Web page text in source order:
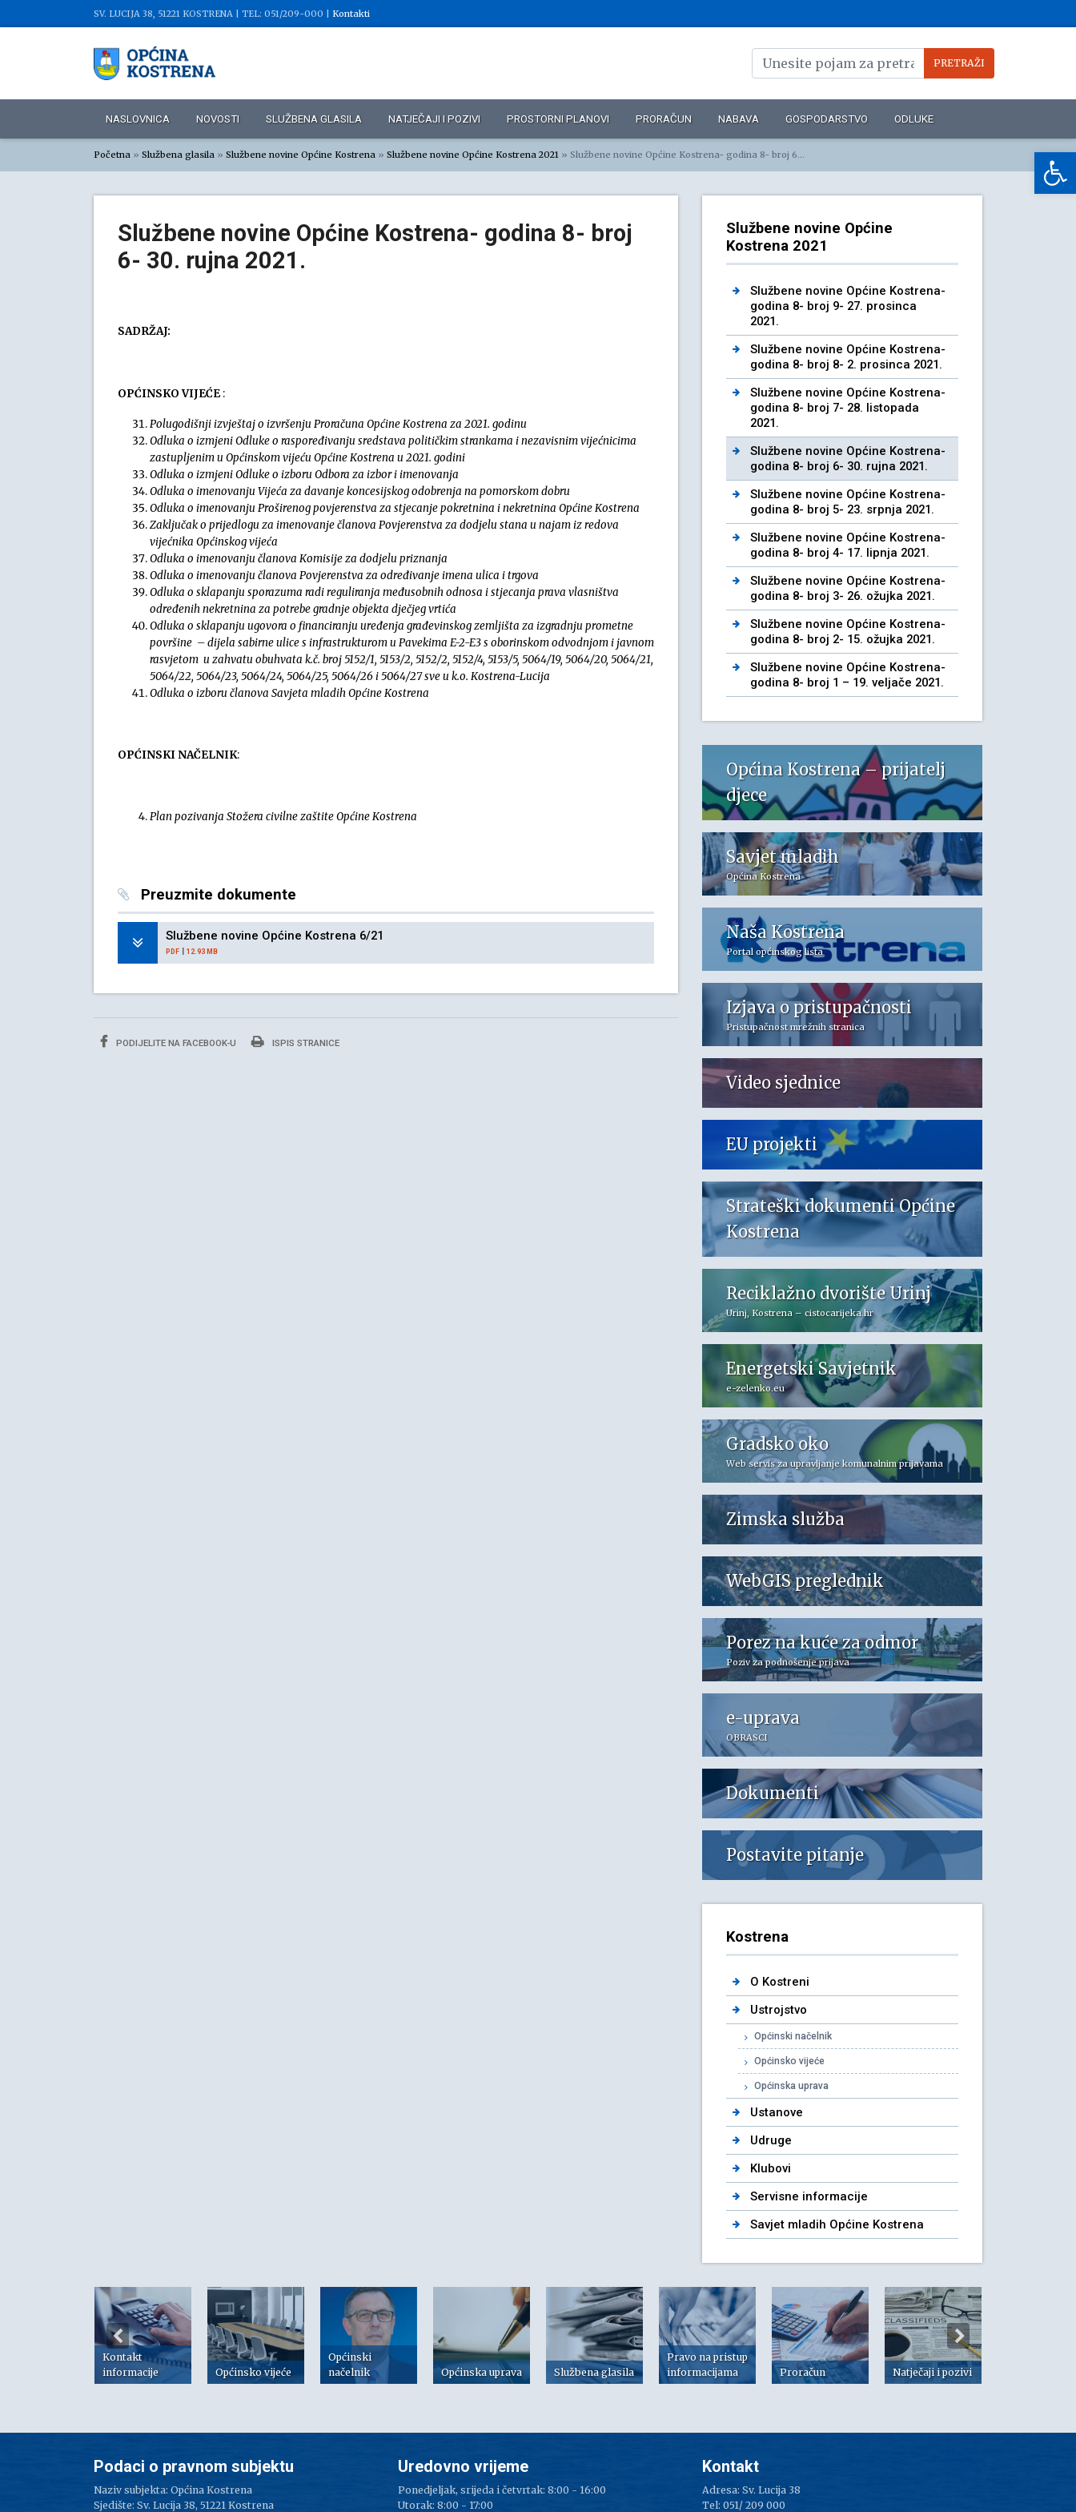
SV. LUCIJA 38, 51221 KOSTRENA | TEL: 051/209-000 | Kontakti
NASLOVNICA NOVOSTI SLUŽBENA GLASILA NATJEČAJI I POZIVI PROSTORNI PLANOVI PRORAČUN NABAVA GOSPODARSTVO ODLUKE
Početna » Službena glasila » Službene novine Općine Kostrena » Službene novine Općine Kostrena 2021 » Službene novine Općine Kostrena- godina 8- broj 6- 30. rujna 2021.
Službene novine Općine Kostrena- godina 8- broj
6- 30. rujna 2021.
SADRŽAJ:
OPĆINSKO VIJEĆE :
Polugodišnji izvještaj o izvršenju Proračuna Općine Kostrena za 2021. godinu
Odluka o izmjeni Odluke o raspoređivanju sredstava političkim strankama i nezavisnim vijećnicima
zastupljenim u Općinskom vijeću Općine Kostrena u 2021. godini
Odluka o izmjeni Odluke o izboru Odbora za izbor i imenovanja
Odluka o imenovanju Vijeća za davanje koncesijskog odobrenja na pomorskom dobru
Odluka o imenovanju Proširenog povjerenstva za stjecanje pokretnina i nekretnina Općine Kostrena
Zaključak o prijedlogu za imenovanje članova Povjerenstva za dodjelu stana u najam iz redova
vijećnika Općinskog vijeća
Odluka o imenovanju članova Komisije za dodjelu priznanja
Odluka o imenovanju članova Povjerenstva za određivanje imena ulica i trgova
Odluka o sklapanju sporazuma radi reguliranja međusobnih odnosa i stjecanja prava vlasništva
određenih nekretnina za potrebe gradnje objekta dječjeg vrtića
Odluka o sklapanju ugovora o financiranju uređenja građevinskog zemljišta za izgradnju prometne
površine – dijela sabirne ulice s infrastrukturom u Pavekima E-2-E3 s oborinskom odvodnjom i javnom
rasvjetom u zahvatu obuhvata k.č. broj 5152/1, 5153/2, 5152/2, 5152/4, 5153/5, 5064/19, 5064/20, 5064/21,
5064/22, 5064/23, 5064/24, 5064/25, 5064/26 i 5064/27 sve u k.o. Kostrena-Lucija
Odluka o izboru članova Savjeta mladih Općine Kostrena
OPĆINSKI NAČELNIK:
Plan pozivanja Stožera civilne zaštite Općine Kostrena
Preuzmite dokumente
Službene novine Općine Kostrena 6/21
PDF | 12.93 MB
PODIJELITE NA FACEBOOK-U ISPIS STRANICE
Službene novine Općine
Kostrena 2021
Službene novine Općine Kostrena-
godina 8- broj 9- 27. prosinca
2021.
Službene novine Općine Kostrena-
godina 8- broj 8- 2. prosinca 2021.
Službene novine Općine Kostrena-
godina 8- broj 7- 28. listopada
2021.
Službene novine Općine Kostrena-
godina 8- broj 6- 30. rujna 2021.
Službene novine Općine Kostrena-
godina 8- broj 5- 23. srpnja 2021.
Službene novine Općine Kostrena-
godina 8- broj 4- 17. lipnja 2021.
Službene novine Općine Kostrena-
godina 8- broj 3- 26. ožujka 2021.
Službene novine Općine Kostrena-
godina 8- broj 2- 15. ožujka 2021.
Službene novine Općine Kostrena-
godina 8- broj 1 – 19. veljače 2021.
Općina Kostrena – prijatelj
djece
Savjet mladih
Općina Kostrena
Naša Kostrena
Portal općinskog lista
Izjava o pristupačnosti
Pristupačnost mrežnih stranica
Video sjednice
EU projekti
Strateški dokumenti Općine
Kostrena
Reciklažno dvorište Urinj
Urinj, Kostrena – cistocarijeka.hr
Energetski Savjetnik
e-zelenko.eu
Gradsko oko
Web servis za upravljanje komunalnim prijavama
Zimska služba
WebGIS preglednik
Porez na kuće za odmor
Poziv za podnošenje prijava
e-uprava
OBRASCI
Dokumenti
Postavite pitanje
Kostrena
O Kostreni
Ustrojstvo
Općinski načelnik
Općinsko vijeće
Općinska uprava
Ustanove
Udruge
Klubovi
Servisne informacije
Savjet mladih Općine Kostrena
Kontakt
informacije
Općinsko vijeće
Općinski
načelnik
Općinska uprava Službena glasila
Pravo na pristup
informacijama
Proračun Natječaji i pozivi
Podaci o pravnom subjektu
Naziv subjekta: Općina Kostrena
Sjedište: Sv. Lucija 38, 51221 Kostrena
Uredovno vrijeme
Ponedjeljak, srijeda i četvrtak: 8:00 - 16:00
Utorak: 8:00 - 17:00
Kontakt
Adresa: Sv. Lucija 38
Tel: 051/ 209 000